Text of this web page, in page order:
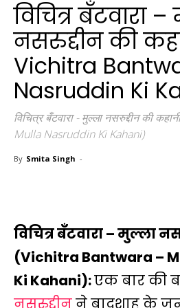
विचित्र बँटवारा
नसरुद्दीन की
Vichitra
Nasruddin Ki
विचित्र बँटवारा - मुल्ला नसरुद्दीन की
Mulla Nasruddin Ki Kahani)
By Smita Singh -
विचित्र बँटवारा – मुल्ला
(Vichitra Bantwara –
Ki Kahani):एक बार की
नसरुद्दीनने बादशाह के